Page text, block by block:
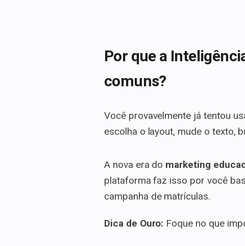
Por que a
comuns?
Você provavelmente já tentou
escolha o layout, mude o texto,
A nova era do marketing
plataforma faz isso por você
campanha de matrículas.
Dica de Ouro: Foque no que